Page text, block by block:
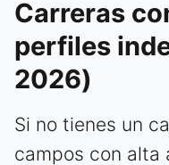
Carreras
perfiles
2026)
Si no tienes un
campos con alta